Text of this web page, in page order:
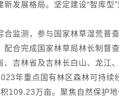
发展格局。坚定建设“智库型
监测，参与国家林草湿荒普
合完成国家林草局林长制督
吉林省及吉林长白山、龙江
年重点国有林区森林可持续
109.23万亩。聚焦自然保护